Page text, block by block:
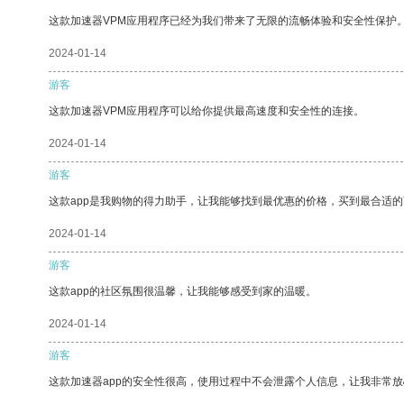
这款加速器VPM应用程序已经为我们带来了无限的流畅体验和安全性保护。
2024-01-14
游客
这款加速器VPM应用程序可以给你提供最高速度和安全性的连接。
2024-01-14
游客
这款app是我购物的得力助手，让我能够找到最优惠的价格，买到最合适的
2024-01-14
游客
这款app的社区氛围很温馨，让我能够感受到家的温暖。
2024-01-14
游客
这款加速器app的安全性很高，使用过程中不会泄露个人信息，让我非常放